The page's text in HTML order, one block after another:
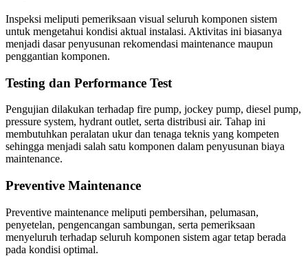
Inspeksi meliputi pemeriksaan visual seluruh komponen sistem
untuk mengetahui kondisi aktual instalasi. Aktivitas ini biasanya
menjadi dasar penyusunan rekomendasi maintenance maupun
penggantian komponen.
Testing dan Performance Test
Pengujian dilakukan terhadap fire pump, jockey pump, diesel pump,
pressure system, hydrant outlet, serta distribusi air. Tahap ini
membutuhkan peralatan ukur dan tenaga teknis yang kompeten
sehingga menjadi salah satu komponen dalam penyusunan biaya
maintenance.
Preventive Maintenance
Preventive maintenance meliputi pembersihan, pelumasan,
penyetelan, pengencangan sambungan, serta pemeriksaan
menyeluruh terhadap seluruh komponen sistem agar tetap berada
pada kondisi optimal.